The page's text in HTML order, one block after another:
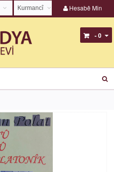
Hesabê Min
Kurmancî
Türkçe
Zazakî
- 0